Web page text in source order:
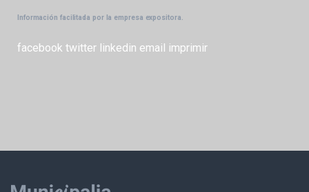
Información facilitada por la empresa expositora.
facebook twitter linkedin email imprimir